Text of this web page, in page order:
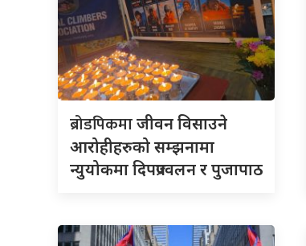
ब्रोडपिकमाजीवन विसाउने
आरोहीहरुको सम्झनामा
न्युयोकमा दिपप्रज्वलन र पुजापाठ